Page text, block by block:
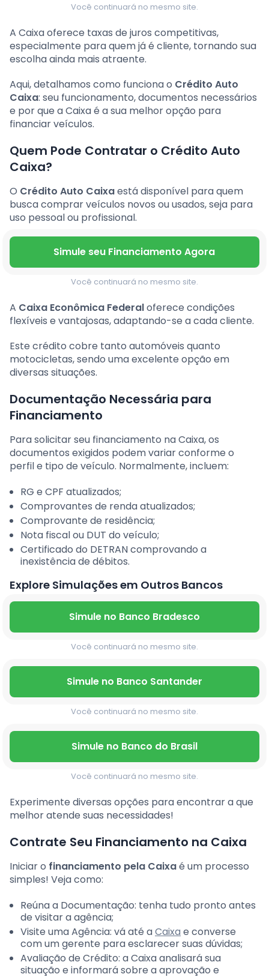
Você continuará no mesmo site.
A Caixa oferece taxas de juros competitivas,
especialmente para quem já é cliente, tornando sua
escolha ainda mais atraente.
Aqui, detalhamos como funciona o Crédito Auto
Caixa: seu funcionamento, documentos necessários
e por que a Caixa é a sua melhor opção para
financiar veículos.
Quem Pode Contratar o Crédito Auto
Caixa?
O Crédito Auto Caixaestá disponível para quem
busca comprar veículos novos ou usados, seja para
uso pessoal ou profissional.
Simule seu Financiamento Agora
Você continuará no mesmo site.
A Caixa Econômica Federaloferece condições
flexíveis e vantajosas, adaptando-se a cada cliente.
Este crédito cobre tanto automóveis quanto
motocicletas, sendo uma excelente opção em
diversas situações.
Documentação Necessária para
Financiamento
Para solicitar seu financiamento na Caixa, os
documentos exigidos podem variar conforme o
perfil e tipo de veículo. Normalmente, incluem:
RG e CPF atualizados;
Comprovantes de renda atualizados;
Comprovante de residência;
Nota fiscal ou DUT do veículo;
Certificado do DETRAN comprovando a
inexistência de débitos.
Explore Simulações em Outros Bancos
Simule no Banco Bradesco
Você continuará no mesmo site.
Simule no Banco Santander
Você continuará no mesmo site.
Simule no Banco do Brasil
Você continuará no mesmo site.
Experimente diversas opções para encontrar a que
melhor atende suas necessidades!
Contrate Seu Financiamento na Caixa
Iniciar o financiamento pela Caixaé um processo
simples! Veja como:
Reúna a Documentação: tenha tudo pronto antes
de visitar a agência;
Visite uma Agência: vá até aCaixa e converse
com um gerente para esclarecer suas dúvidas;
Avaliação de Crédito: a Caixa analisará sua
situação e informará sobre a aprovação e